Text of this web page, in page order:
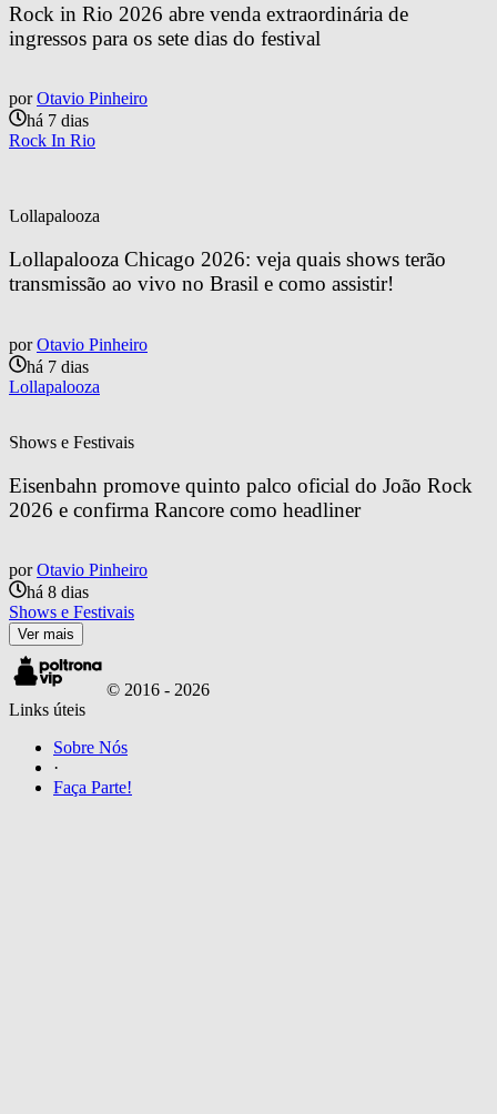
Rock in Rio 2026 abre venda extraordinária de
ingressos para os sete dias do festival
por Otavio Pinheiro
há 7 dias
Rock In Rio
Lollapalooza
Lollapalooza Chicago 2026: veja quais shows terão
transmissão ao vivo no Brasil e como assistir!
por Otavio Pinheiro
há 7 dias
Lollapalooza
Shows e Festivais
Eisenbahn promove quinto palco oficial do João Rock
2026 e confirma Rancore como headliner
por Otavio Pinheiro
há 8 dias
Shows e Festivais
Ver mais
© 2016 - 2026
Links úteis
Sobre Nós
·
Faça Parte!